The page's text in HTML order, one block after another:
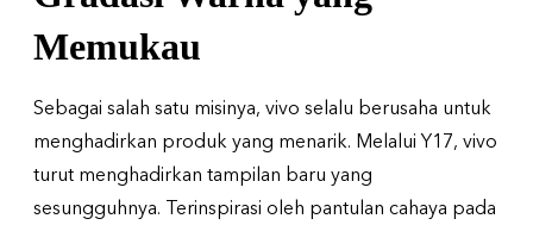
Memukau
Sebagai salah satu misinya, vivo selalu berusaha untuk
menghadirkan produk yang menarik. Melalui Y17, vivo
turut menghadirkan tampilan baru yang
sesungguhnya. Terinspirasi oleh pantulan cahaya pada